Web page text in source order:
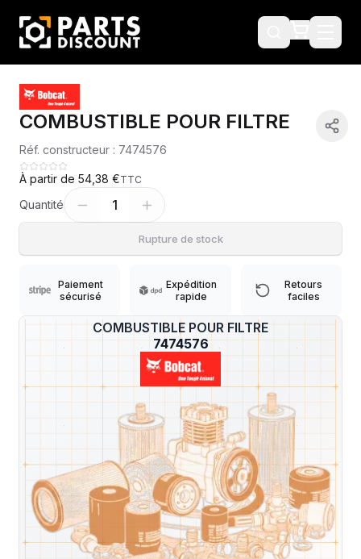
?
COMBUSTIBLE POUR FILTRE
7474576
COMBUSTIBLE POUR FILTRE
Réf. constructeur : 7474576
À partir de 54,38 €TTC
Quantité 1
Rupture de stock
Paiement
sécurisé
Expédition
rapide
Retours
faciles
Machines compatibles
Expédition et Retours
sous 48-
72h
—
Sous réserve de disponibilité des stocks.
Livraison estimée 24h/48h par les
transporteurs.
France
métropolitaine
Livraison exclusivement en France
métropolitaine (hors Corse et DOM-
TOM).